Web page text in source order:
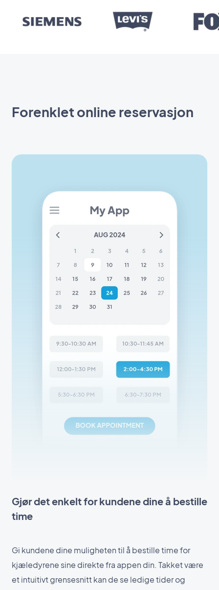
Forenklet online reservasjon
Gjør det enkelt for kundene dine å bestille
time
Gi kundene dine muligheten til å bestille time for
kjæledyrene sine direkte fra appen din. Takket være
et intuitivt grensesnitt kan de se ledige tider og